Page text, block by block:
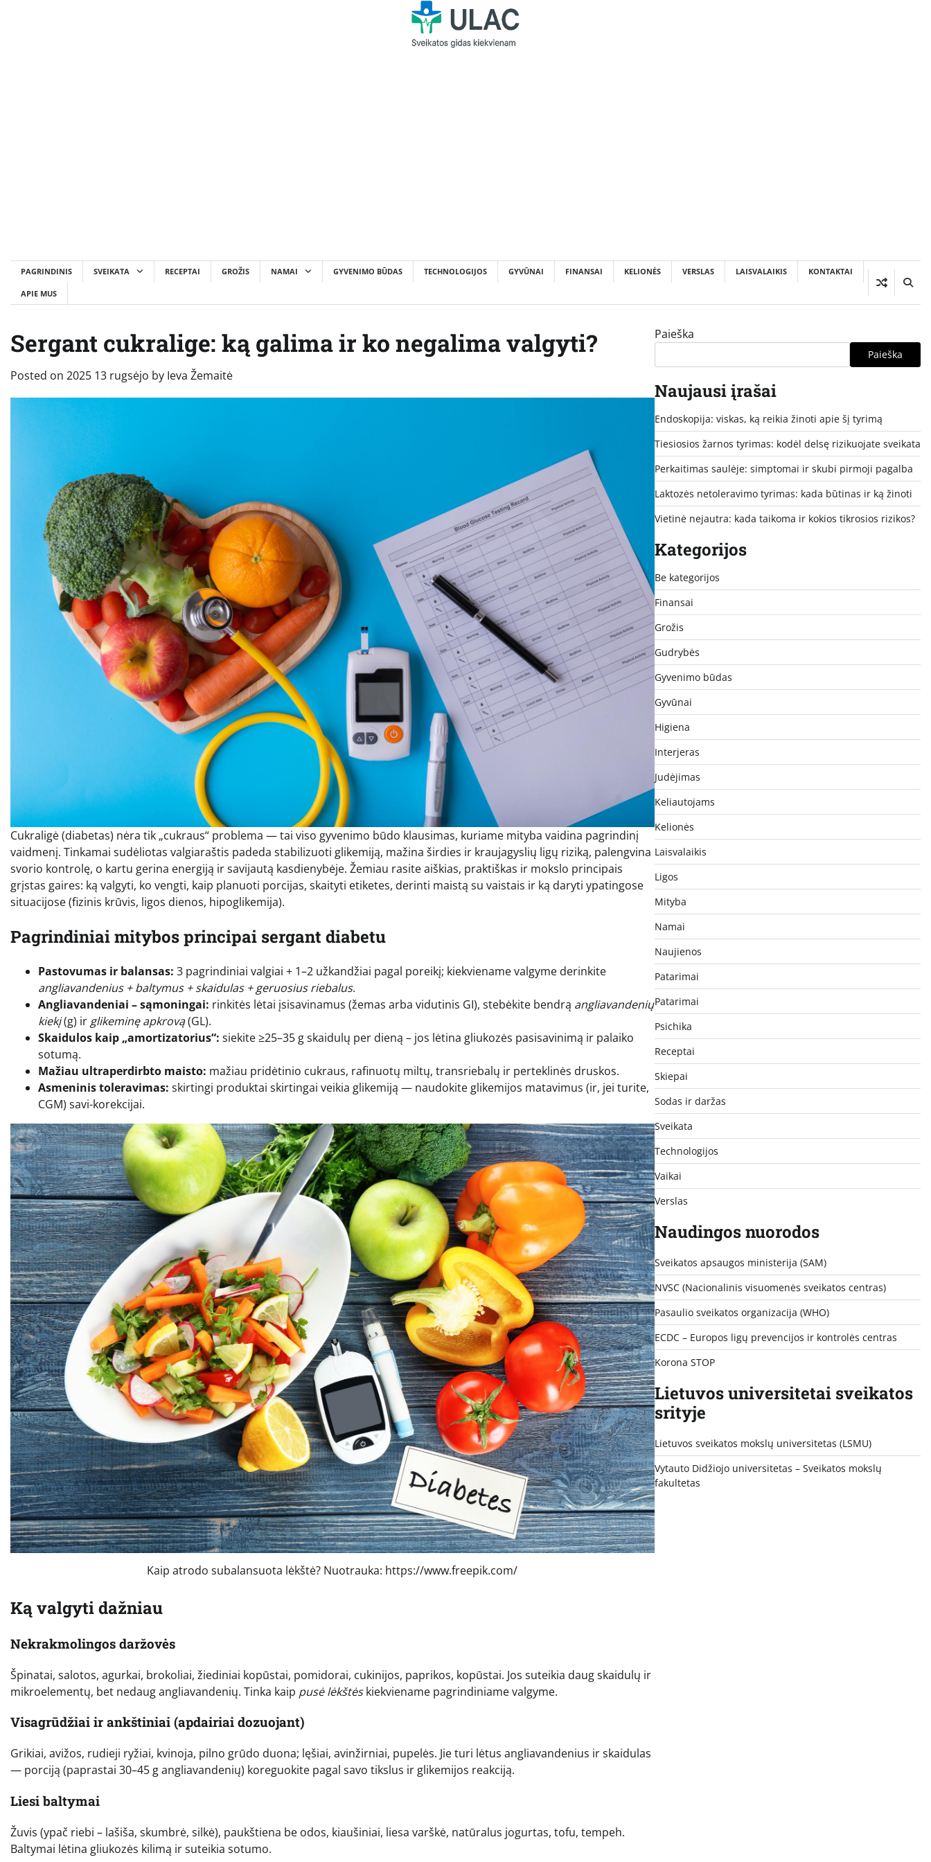
PAGRINDINIS SVEIKATA RECEPTAI GROŽIS NAMAI GYVENIMO BŪDAS TECHNOLOGIJOS GYVŪNAI FINANSAI KELIONĖS VERSLAS LAISVALAIKIS KONTAKTAI
APIE MUS
Sergant cukralige: ką galima ir ko negalima valgyti?
Posted on 2025 13 rugsėjo by Ieva Žemaitė
Cukraligė (diabetas) nėra tik „cukraus“ problema — tai viso gyvenimo būdo klausimas, kuriame mityba vaidina pagrindinį
vaidmenį. Tinkamai sudėliotas valgiaraštis padeda stabilizuoti glikemiją, mažina širdies ir kraujagyslių ligų riziką, palengvina
svorio kontrolę, o kartu gerina energiją ir savijautą kasdienybėje. Žemiau rasite aiškias, praktiškas ir mokslo principais
grįstas gaires: ką valgyti, ko vengti, kaip planuoti porcijas, skaityti etiketes, derinti maistą su vaistais ir ką daryti ypatingose
situacijose (fizinis krūvis, ligos dienos, hipoglikemija).
Pagrindiniai mitybos principai sergant diabetu
Pastovumas ir balansas: 3 pagrindiniai valgiai + 1–2 užkandžiai pagal poreikį; kiekviename valgyme derinkite
angliavandenius + baltymus + skaidulas + geruosius riebalus.
Angliavandeniai – sąmoningai: rinkitės lėtai įsisavinamus (žemas arba vidutinis GI), stebėkite bendrą angliavandenių
kiekį(g) ir glikeminę apkrovą(GL).
Skaidulos kaip „amortizatorius“: siekite ≥25–35 g skaidulų per dieną – jos lėtina gliukozės pasisavinimą ir palaiko
sotumą.
Mažiau ultraperdirbto maisto: mažiau pridėtinio cukraus, rafinuotų miltų, transriebalų ir perteklinės druskos.
Asmeninis toleravimas: skirtingi produktai skirtingai veikia glikemiją — naudokite glikemijos matavimus (ir, jei turite,
CGM) savi-korekcijai.
Kaip atrodo subalansuota lėkštė? Nuotrauka: https://www.freepik.com/
Ką valgyti dažniau
Nekrakmolingos daržovės
Špinatai, salotos, agurkai, brokoliai, žiediniai kopūstai, pomidorai, cukinijos, paprikos, kopūstai. Jos suteikia daug skaidulų ir
mikroelementų, bet nedaug angliavandenių. Tinka kaip pusė lėkštėskiekviename pagrindiniame valgyme.
Visagrūdžiai ir ankštiniai (apdairiai dozuojant)
Grikiai, avižos, rudieji ryžiai, kvinoja, pilno grūdo duona; lęšiai, avinžirniai, pupelės. Jie turi lėtus angliavandenius ir skaidulas
— porciją (paprastai 30–45 g angliavandenių) koreguokite pagal savo tikslus ir glikemijos reakciją.
Liesi baltymai
Žuvis (ypač riebi – lašiša, skumbrė, silkė), paukštiena be odos, kiaušiniai, liesa varškė, natūralus jogurtas, tofu, tempeh.
Baltymai lėtina gliukozės kilimą ir suteikia sotumo.
Paieška
Paieška
Naujausi įrašai
Endoskopija: viskas, ką reikia žinoti apie šį tyrimą
Tiesiosios žarnos tyrimas: kodėl delsę rizikuojate sveikata
Perkaitimas saulėje: simptomai ir skubi pirmoji pagalba
Laktozės netoleravimo tyrimas: kada būtinas ir ką žinoti
Vietinė nejautra: kada taikoma ir kokios tikrosios rizikos?
Kategorijos
Be kategorijos
Finansai
Grožis
Gudrybės
Gyvenimo būdas
Gyvūnai
Higiena
Interjeras
Judėjimas
Keliautojams
Kelionės
Laisvalaikis
Ligos
Mityba
Namai
Naujienos
Patarimai
Patarimai
Psichika
Receptai
Skiepai
Sodas ir daržas
Sveikata
Technologijos
Vaikai
Verslas
Naudingos nuorodos
Sveikatos apsaugos ministerija (SAM)
NVSC (Nacionalinis visuomenės sveikatos centras)
Pasaulio sveikatos organizacija (WHO)
ECDC – Europos ligų prevencijos ir kontrolės centras
Korona STOP
Lietuvos universitetai sveikatos
srityje
Lietuvos sveikatos mokslų universitetas (LSMU)
Vytauto Didžiojo universitetas – Sveikatos mokslų
fakultetas